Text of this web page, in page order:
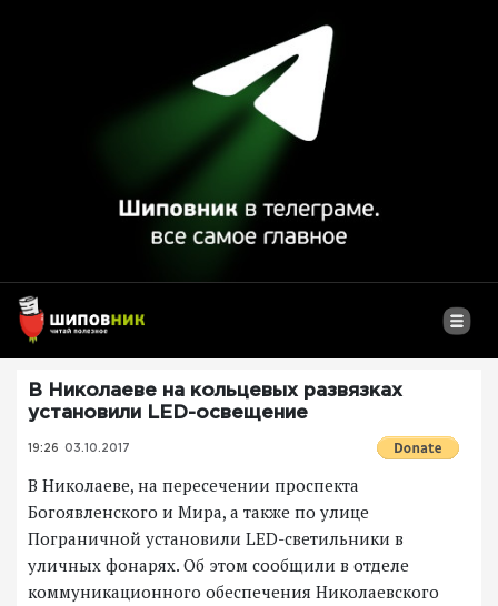
В Николаеве на кольцевых развязках
установили LED-освещение
19:26 03.10.2017
В Николаеве, на пересечении проспекта
Богоявленского и Мира, а также по улице
Пограничной установили LED-светильники в
уличных фонарях. Об этом сообщили в отделе
коммуникационного обеспечения Николаевского